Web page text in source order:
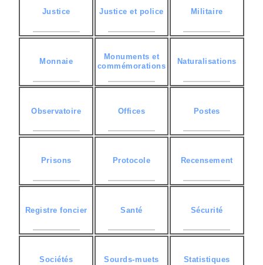
Justice Justice et police Militaire
Monnaie
Monuments et
commémorations
Naturalisations
Observatoire Offices Postes
Prisons Protocole Recensement
Registre foncier Santé Sécurité
Sociétés Sourds-muets Statistiques